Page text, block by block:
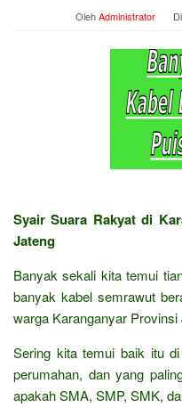
OlehAdministrator
Syair Suara Rakyat di
Jateng
Banyak sekali kita temui
banyak kabel semrawut
warga Karanganyar
Sering kita temui baik itu
perumahan, dan yang
apakah SMA, SMP, SMK,